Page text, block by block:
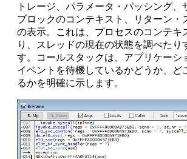
トレージ、パラメータ・パッシング、
ブロックのコンテキスト、リターン・
の表示。これは、プロセスのコンテキ
り、スレッドの現在の状態を調べたり
す。コールスタックは、アプリケーシ
イベントを待機しているかどうか、ど
るかを明確に示します。